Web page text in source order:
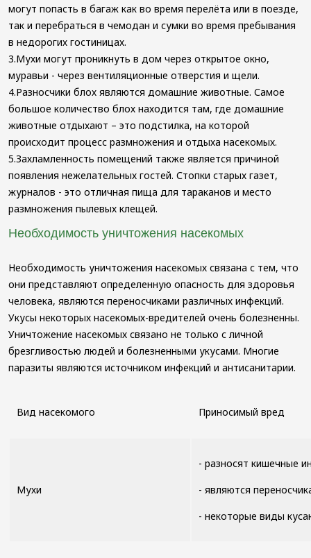
могут попасть в багаж как во время перелёта или в поезде,
так и перебраться в чемодан и сумки во время пребывания
в недорогих гостиницах.
3.Мухи могут проникнуть в дом через открытое окно,
муравьи - через вентиляционные отверстия и щели.
4.Разносчики блох являются домашние животные. Самое
большое количество блох находится там, где домашние
животные отдыхают – это подстилка, на которой
происходит процесс размножения и отдыха насекомых.
5.Захламленность помещений также является причиной
появления нежелательных гостей. Стопки старых газет,
журналов - это отличная пища для тараканов и место
размножения пылевых клещей.
Необходимость уничтожения насекомых
Необходимость уничтожения насекомых связана с тем, что
они представляют определенную опасность для здоровья
человека, являются переносчиками различных инфекций.
Укусы некоторых насекомых-вредителей очень болезненны.
Уничтожение насекомых связано не только с личной
брезгливостью людей и болезненными укусами. Многие
паразиты являются источником инфекций и антисанитарии.
Вид насекомого Приносимый вред
Мухи
- разносят кишечные
- являются
- некоторые виды